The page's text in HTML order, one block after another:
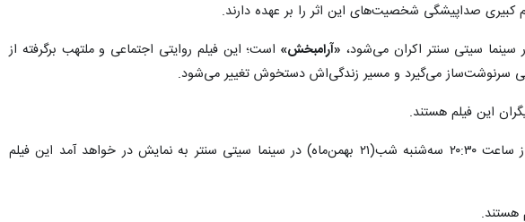
کبیری صداپیشگی شخصیت‌های این اثر را بر عهده دارند.
«آرامبخش» است؛ این فیلم روایتی اجتماعی و ملتهب برگرفته از
این فیلم هستند.
ساخته یوسف حاتمی‌کیا، سومین اثری که امسال در جشنواره فجر در قشم از ساعت ۲۰:۳۰ سه‌شنبه شب(۲۱ بهمن‌ماه) در سینما سیتی سنتر به نمایش در خواهد آمد این فیلم
هستند.